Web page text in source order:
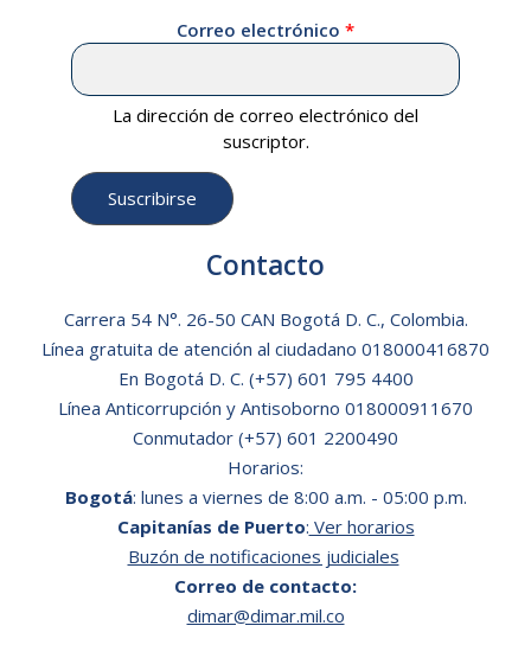
Correo electrónico
La dirección de correo electrónico del
suscriptor.
Contacto
Carrera 54 N°. 26-50 CAN Bogotá D. C., Colombia.
Línea gratuita de atención al ciudadano 018000416870
En Bogotá D. C. (+57) 601 795 4400
Línea Anticorrupción y Antisoborno 018000911670
Conmutador (+57) 601 2200490
Horarios:
Bogotá: lunes a viernes de 8:00 a.m. - 05:00 p.m.
Capitanías de Puerto: Ver horarios
Buzón de notificaciones judiciales
Correo de contacto:
dimar@dimar.mil.co